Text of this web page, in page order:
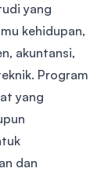
yang
kehidupan,
akuntansi,
Program
yang
dan